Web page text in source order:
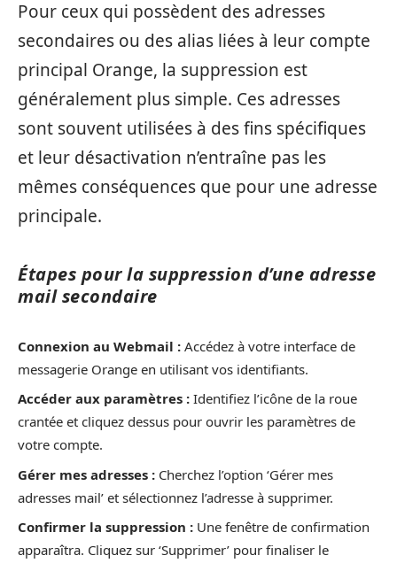
Pour ceux qui possèdent des adresses
secondaires ou des alias liées à leur compte
principal Orange, la suppression est
généralement plus simple. Ces adresses
sont souvent utilisées à des fins spécifiques
et leur désactivation n’entraîne pas les
mêmes conséquences que pour une adresse
principale.
Étapes pour la suppression d’une adresse
mail secondaire
Connexion au Webmail : Accédez à votre interface de
messagerie Orange en utilisant vos identifiants.
Accéder aux paramètres : Identifiez l’icône de la roue
crantée et cliquez dessus pour ouvrir les paramètres de
votre compte.
Gérer mes adresses : Cherchez l’option ‘Gérer mes
adresses mail’ et sélectionnez l’adresse à supprimer.
Confirmer la suppression : Une fenêtre de confirmation
apparaîtra. Cliquez sur ‘Supprimer’ pour finaliser le